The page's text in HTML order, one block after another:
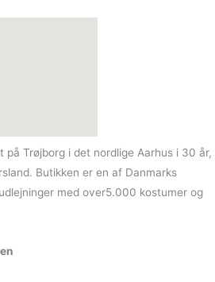
Aarhus i 30 år,
Butikken er en af Danmarks
med over5.000 kostumer og